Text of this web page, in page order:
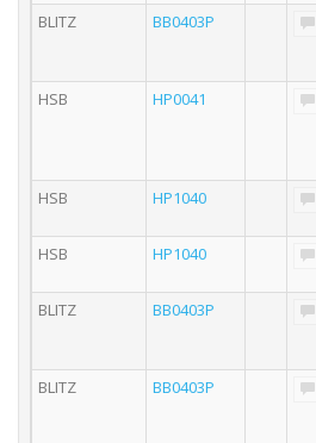
BLITZ
BB0403P
HSB
HP0041
HSB
HP1040
HSB
HP1040
BLITZ
BB0403P
BLITZ
BB0403P